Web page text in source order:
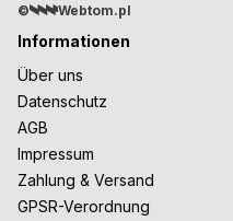
©
Webtom.pl
Informationen
Über uns
Datenschutz
AGB
Impressum
Zahlung & Versand
GPSR-Verordnung